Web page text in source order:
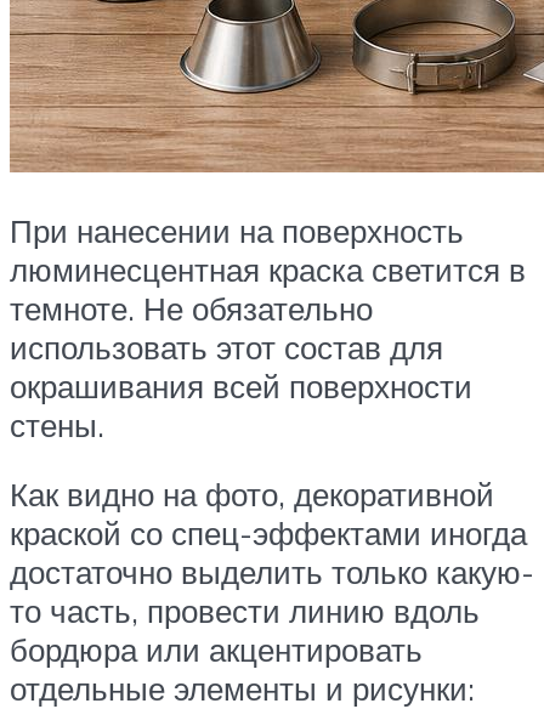
При нанесении на поверхность
люминесцентная краска светится в
темноте. Не обязательно
использовать этот состав для
окрашивания всей поверхности
стены.
Как видно на фото, декоративной
краской со спец-эффектами иногда
достаточно выделить только какую-
то часть, провести линию вдоль
бордюра или акцентировать
отдельные элементы и рисунки: